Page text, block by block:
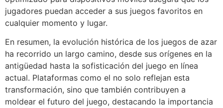
jugadores puedan acceder a sus juegos favoritos en
cualquier momento y lugar.
En resumen, la evolución histórica de los juegos de azar
ha recorrido un largo camino, desde sus orígenes en la
antigüedad hasta la sofisticación del juego en línea
actual. Plataformas como el no solo reflejan esta
transformación, sino que también contribuyen a
moldear el futuro del juego, destacando la importancia